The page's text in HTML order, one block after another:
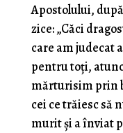
Apostolului,
zice: „Căci
care am judecat
pentru toţi,
mărturisim prin
cei ce trăiesc să
murit şi a înviat